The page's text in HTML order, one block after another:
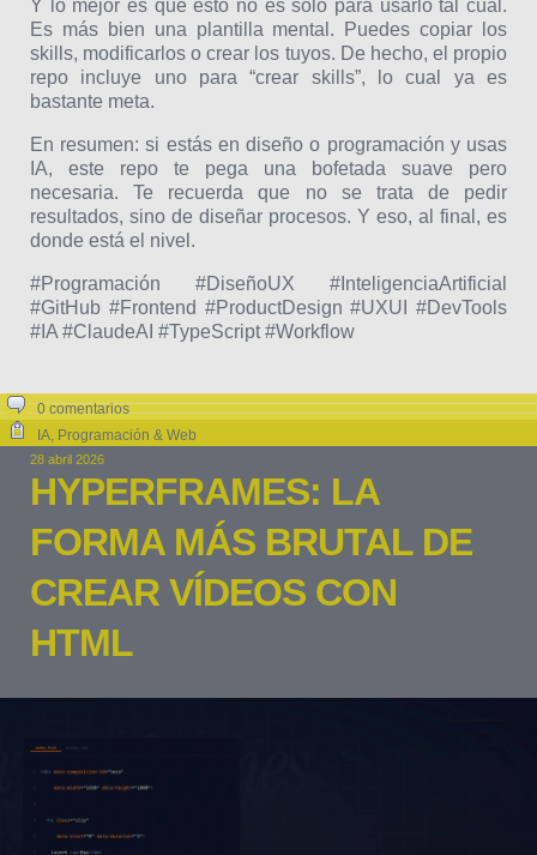
Y lo mejor es que esto no es solo para usarlo tal cual.
Es más bien una plantilla mental. Puedes copiar los
skills, modificarlos o crear los tuyos. De hecho, el propio
repo incluye uno para “crear skills”, lo cual ya es
bastante meta.
En resumen: si estás en diseño o programación y usas
IA, este repo te pega una bofetada suave pero
necesaria. Te recuerda que no se trata de pedir
resultados, sino de diseñar procesos. Y eso, al final, es
donde está el nivel.
#Programación #DiseñoUX #InteligenciaArtificial
#GitHub #Frontend #ProductDesign #UXUI #DevTools
#IA #ClaudeAI #TypeScript #Workflow
0 comentarios
IA, Programación & Web
28 abril 2026
HYPERFRAMES: LA
FORMA MÁS BRUTAL DE
CREAR VÍDEOS CON
HTML